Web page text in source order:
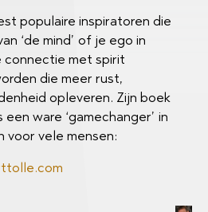
populaire inspiratoren die
‘de mind’ of je ego in
connectie met spirit
die meer rust,
opleveren. Zijn boek
een ware ‘gamechanger’ in
voor vele mensen: